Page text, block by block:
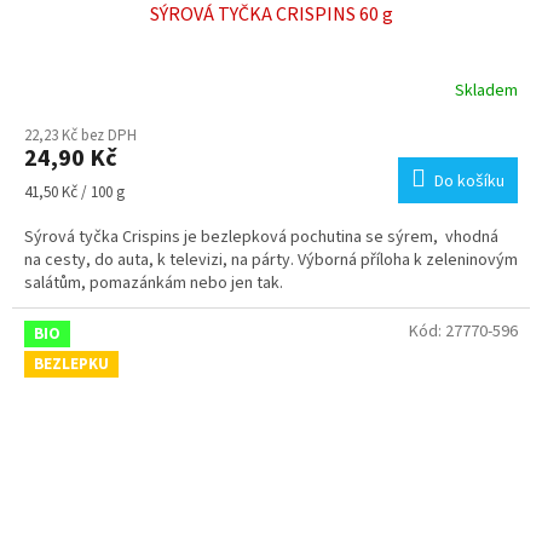
SÝROVÁ TYČKA CRISPINS 60 g
Skladem
22,23 Kč bez DPH
24,90 Kč
Měrná
41,50 Kč / 100 g Do košíku
Sýrová tyčka Crispins je bezlepková pochutina se sýrem, vhodná
na cesty, do auta, k televizi, na párty. Výborná příloha k zeleninovým
salátům, pomazánkám nebo jen tak.
BIO
BEZLEPKU
Kód: 27770-596